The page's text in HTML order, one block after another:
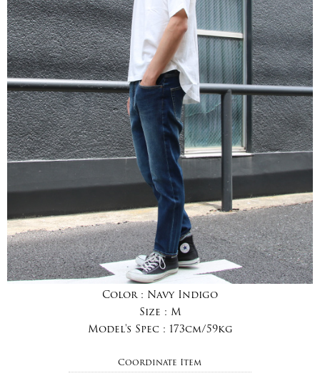
Color : Navy Indigo
Size : M
Model's Spec : 173cm/59kg
Coordinate Item